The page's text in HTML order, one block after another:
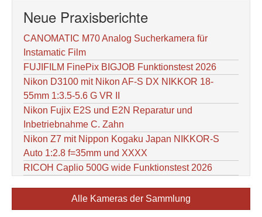
Neue Praxisberichte
CANOMATIC M70 Analog Sucherkamera für
Instamatic Film
FUJIFILM FinePix BIGJOB Funktionstest 2026
Nikon D3100 mit Nikon AF-S DX NIKKOR 18-
55mm 1:3.5-5.6 G VR II
Nikon Fujix E2S und E2N Reparatur und
Inbetriebnahme C. Zahn
Nikon Z7 mit Nippon Kogaku Japan NIKKOR-S
Auto 1:2.8 f=35mm und XXXX
RICOH Caplio 500G wide Funktionstest 2026
Alle Kameras der Sammlung